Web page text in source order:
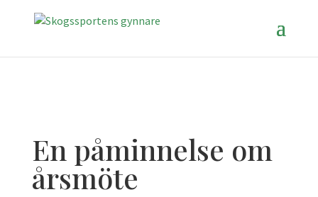
En påminnelse om
årsmöte